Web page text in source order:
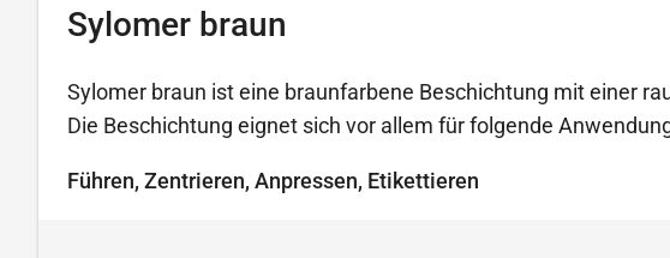
Sylomer braun
Sylomer braun ist eine braunfarbene Beschichtung mit einer
Die Beschichtung eignet sich vor allem für folgende
Führen, Zentrieren, Anpressen, Etikettieren